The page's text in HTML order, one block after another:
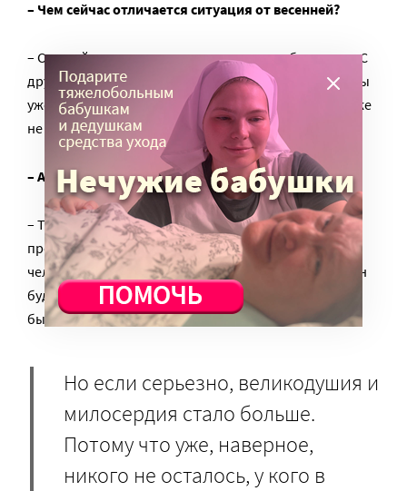
– Чем сейчас отличается ситуация от весенней?
– С одной стороны, стало очень много заболевших. С
другой – с ними стало проще работать, потому что ты
уже все знаешь. Сформировались алгоритмы, это уже
не новая история. Справляться мы научились.
– А чему вообще научились за это время?
– Терпению. Тому, что какие-то вещи можно и нужно
претерпевать. Ведь не зря говорится, что сделай
человеку невыносимо, а потом верни, как было, и он
будет счастлив. Оказывается, раньше еще и хорошо
было, а мы жаловались.
Но если серьезно, великодушия и
милосердия стало больше.
Потому что уже, наверное,
никого не осталось, у кого в